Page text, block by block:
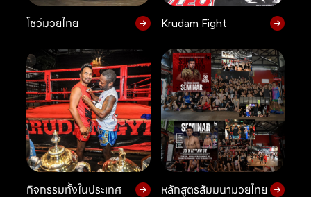
โชว์มวยไทย Krudam Fight
กิจกรรมทั้งในประเทศ
หลักสูตรสัมมนามวยไทย